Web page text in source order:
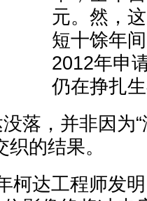
元。然，
短十馀年
2012年申
仍在挣扎
，并非因为“
的结果。
达工程师发明